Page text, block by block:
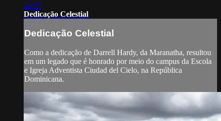
24:57
Dedicação Celestial
Dedicação Celestial
Como a dedicação de Darrell Hardy, da Maranatha, resultou
em um legado que é honrado por meio do campus da Escola
e Igreja Adventista Ciudad del Cielo, na República
Dominicana.